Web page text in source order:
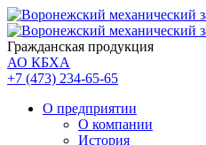
Гражданская продукция
АО КБХА
+7 (473) 234-65-65
О предприятии
О компании
История